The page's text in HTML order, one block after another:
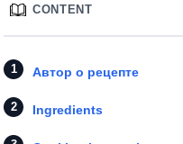
CONTENT
Автор о рецепте
Ingredients